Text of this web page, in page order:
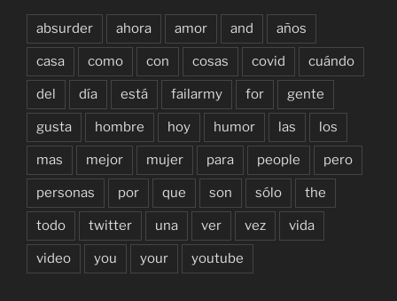
absurder ahora amor and años
casa como con cosas covid cuándo
del día está failarmy for gente
gusta hombre hoy humor las los
mas mejor mujer para people pero
personas por que son sólo the
todo twitter una ver vez vida
video you your youtube